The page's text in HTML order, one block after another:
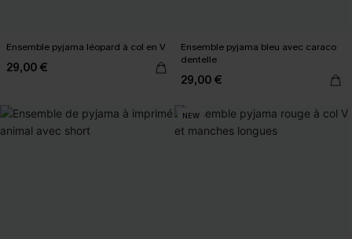
Ensemble pyjama léopard à col en V
29,00 €
Ensemble pyjama bleu avec caraco
dentelle
29,00 €
NEW